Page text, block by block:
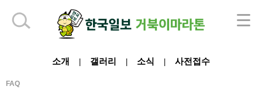
소개 갤러리 소식 사전접수
FAQ
하단 영역